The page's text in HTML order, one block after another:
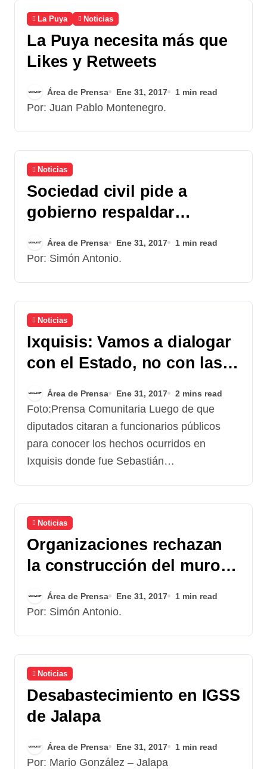
La Puya Noticias
La Puya necesita más que
Likes y Retweets
Área de Prensa Ene 31, 2017 1 min read
Por: Juan Pablo Montenegro.
Noticias
Sociedad civil pide a
gobierno respaldar
migrantes guatemaltecos
Área de Prensa Ene 31, 2017 1 min read
Por: Simón Antonio.
Noticias
Ixquisis: Vamos a dialogar
con el Estado, no con las
empresas.
Área de Prensa Ene 31, 2017 2 mins read
Foto:Prensa Comunitaria Luego de que
diputados citaran a funcionarios públicos
para conocer los hechos ocurridos en
Ixquisis donde fue Sebastián…
Noticias
Organizaciones rechazan
la construcción del muro
por Trump
Área de Prensa Ene 31, 2017 1 min read
Por: Simón Antonio.
Noticias
Desabastecimiento en IGSS
de Jalapa
Área de Prensa Ene 31, 2017 1 min read
Por: Mario González – Jalapa